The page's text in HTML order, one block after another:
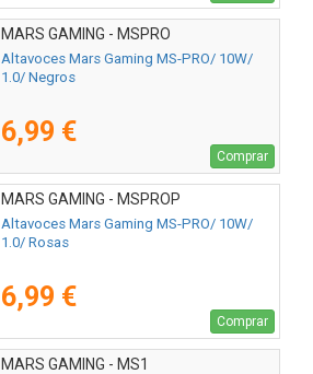
MARS GAMING - MSPRO
Altavoces Mars Gaming MS-PRO/ 10W/
1.0/ Negros
6,99 €
Comprar
MARS GAMING - MSPROP
Altavoces Mars Gaming MS-PRO/ 10W/
1.0/ Rosas
6,99 €
Comprar
MARS GAMING - MS1